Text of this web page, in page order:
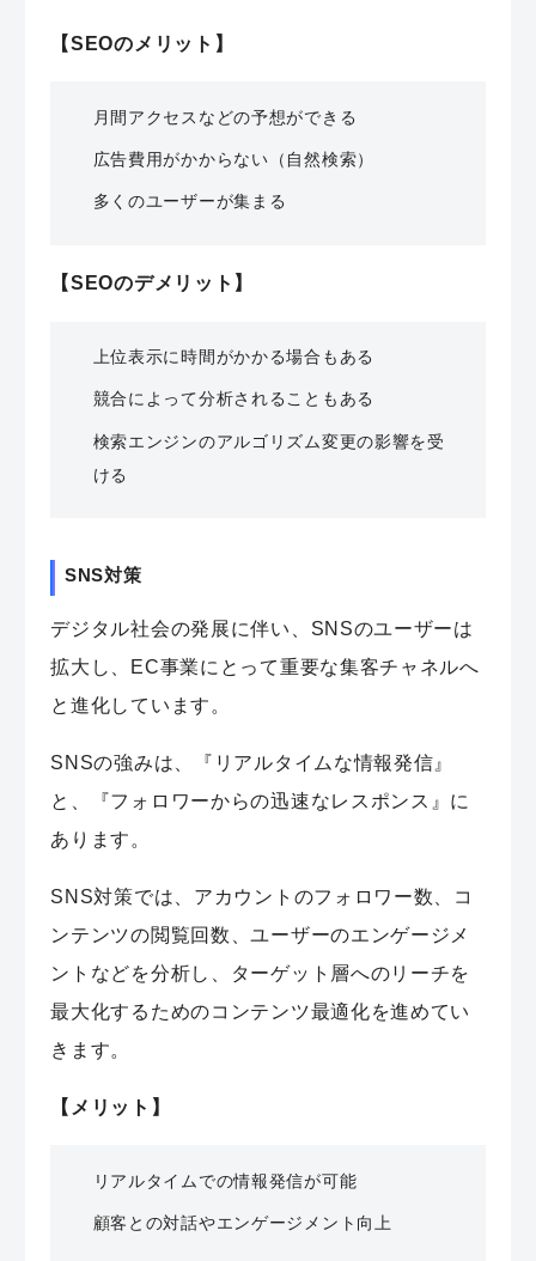
【SEOのメリット】
月間アクセスなどの予想ができる
広告費用がかからない（自然検索）
多くのユーザーが集まる
【SEOのデメリット】
上位表示に時間がかかる場合もある
競合によって分析されることもある
検索エンジンのアルゴリズム変更の影響を受
ける
SNS対策
デジタル社会の発展に伴い、SNSのユーザーは
拡大し、EC事業にとって重要な集客チャネルへ
と進化しています。
SNSの強みは、『リアルタイムな情報発信』
と、『フォロワーからの迅速なレスポンス』に
あります。
SNS対策では、アカウントのフォロワー数、コ
ンテンツの閲覧回数、ユーザーのエンゲージメ
ントなどを分析し、ターゲット層へのリーチを
最大化するためのコンテンツ最適化を進めてい
きます。
【メリット】
リアルタイムでの情報発信が可能
顧客との対話やエンゲージメント向上